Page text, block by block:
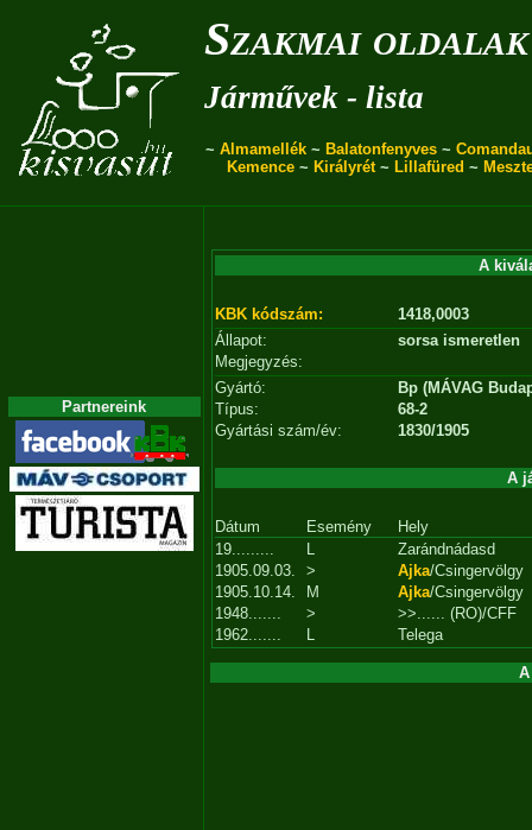
Szakmai oldalak
Járművek - lista
~ Almamellék ~ Balatonfenyves ~
Kemence ~ Királyrét~ Lillafüred ~
Partnereink
A
KBK kódszám:
1418,0003
Állapot:
sorsa ismeretlen
Megjegyzés:
Gyártó:
Bp (MÁVAG
Típus:
68-2
Gyártási szám/év:
1830/1905
A
Dátum Esemény
Hely
19.........
L
Zarándnádasd
1905.09.03.
> Ajka/Csingervölgy
1905.10.14.
M Ajka/Csingervölgy
1948.......
>
>>...... (RO)/CFF
1962.......
L Telega